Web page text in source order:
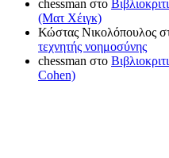
chessman στο
(Ματ Χέιγκ)
Κώστας Νικολόπουλος
τεχνητής νοημοσύνης
chessman στο
Cohen)